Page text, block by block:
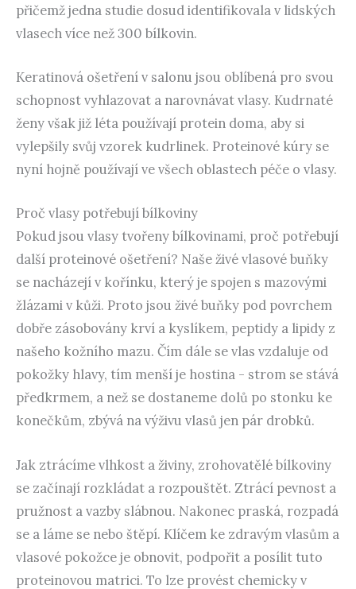
přičemž jedna studie dosud identifikovala v lidských
vlasech více než 300 bílkovin.
Keratinová ošetření v salonu jsou oblíbená pro svou
schopnost vyhlazovat a narovnávat vlasy. Kudrnaté
ženy však již léta používají protein doma, aby si
vylepšily svůj vzorek kudrlinek. Proteinové kúry se
nyní hojně používají ve všech oblastech péče o vlasy.
Proč vlasy potřebují bílkoviny
Pokud jsou vlasy tvořeny bílkovinami, proč potřebují
další proteinové ošetření? Naše živé vlasové buňky
se nacházejí v kořínku, který je spojen s mazovými
žlázami v kůži. Proto jsou živé buňky pod povrchem
dobře zásobovány krví a kyslíkem, peptidy a lipidy z
našeho kožního mazu. Čím dále se vlas vzdaluje od
pokožky hlavy, tím menší je hostina - strom se stává
předkrmem, a než se dostaneme dolů po stonku ke
konečkům, zbývá na výživu vlasů jen pár drobků.
Jak ztrácíme vlhkost a živiny, zrohovatělé bílkoviny
se začínají rozkládat a rozpouštět. Ztrácí pevnost a
pružnost a vazby slábnou. Nakonec praská, rozpadá
se a láme se nebo štěpí. Klíčem ke zdravým vlasům a
vlasové pokožce je obnovit, podpořit a posílit tuto
proteinovou matrici. To lze provést chemicky v